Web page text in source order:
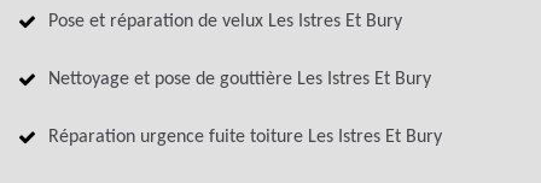
Pose et réparation de velux Les Istres Et Bury
Nettoyage et pose de gouttière Les Istres Et Bury
Réparation urgence fuite toiture Les Istres Et Bury